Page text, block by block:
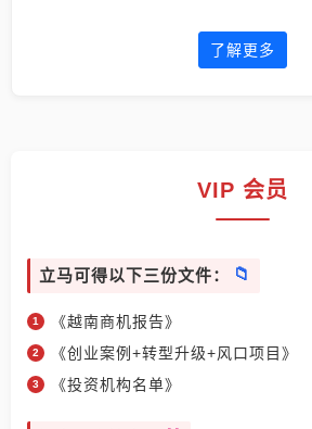
了解更多
VIP 会员
立马可得以下三份文件：
《越南商机报告》
《创业案例+转型升级+风口项目》
《投资机构名单》